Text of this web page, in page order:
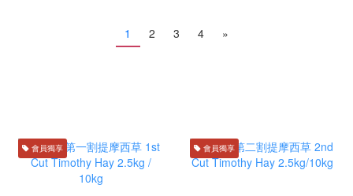
1 2 3 4 »
會員獨享 會員獨享